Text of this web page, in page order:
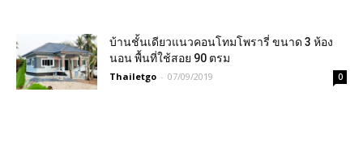
บ้านชั้นเดียวแนวคอนโทมโพรารี่ ขนาด 3 ห้อง
นอน พื้นที่ใช้สอย 90 ตรม
Thailetgo - 07/09/2019 0